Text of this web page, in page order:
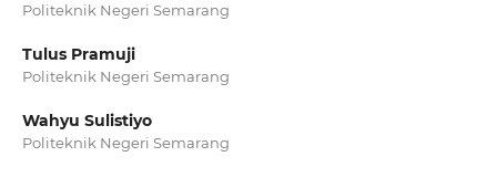
Politeknik Negeri Semarang
Tulus Pramuji
Politeknik Negeri Semarang
Wahyu Sulistiyo
Politeknik Negeri Semarang